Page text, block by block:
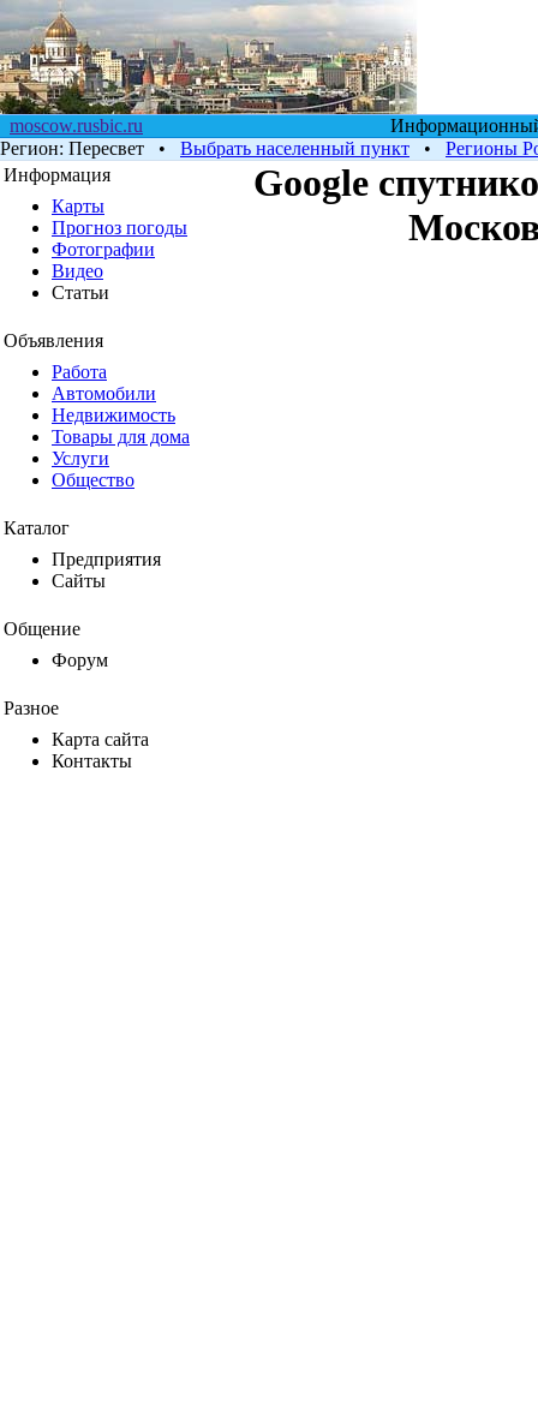
moscow.rusbic.ru
Информационный
Регион: Пересвет • Выбрать населенный пункт • Регионы
Информация
Карты
Прогноз погоды
Фотографии
Видео
Статьи
Объявления
Работа
Автомобили
Недвижимость
Товары для дома
Услуги
Общество
Каталог
Предприятия
Сайты
Общение
Форум
Разное
Карта сайта
Контакты
Google